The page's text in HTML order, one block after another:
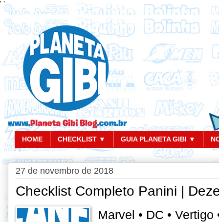
' '
HOME CHECKLIST ▼ GUIA PLANETA GIBI ▼
27 de novembro de 2018
Checklist Completo Panini |
Marvel • DC •